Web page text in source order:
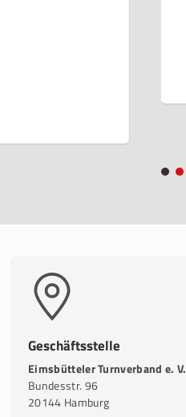
Geschäftsstelle
Eimsbütteler Turnverband e. V.
Bundesstr. 96
20144 Hamburg